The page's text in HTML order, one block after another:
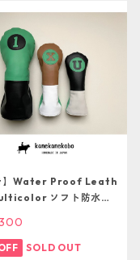
】Water Proof Leath
ソフト防水革
SOLD OUT